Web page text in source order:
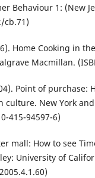
Behaviour 1: (New
cb.71)
Home Cooking in
Macmillan.
Point of purchase:
culture. New York
415-94597-6)
mall: How to see
University of